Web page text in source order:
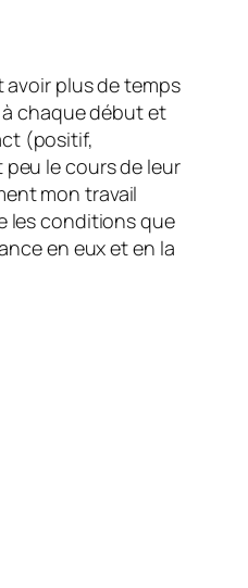
avoir plus de temps
chaque début et
(positif,
le cours de leur
mon travail
les conditions que
en eux et en la